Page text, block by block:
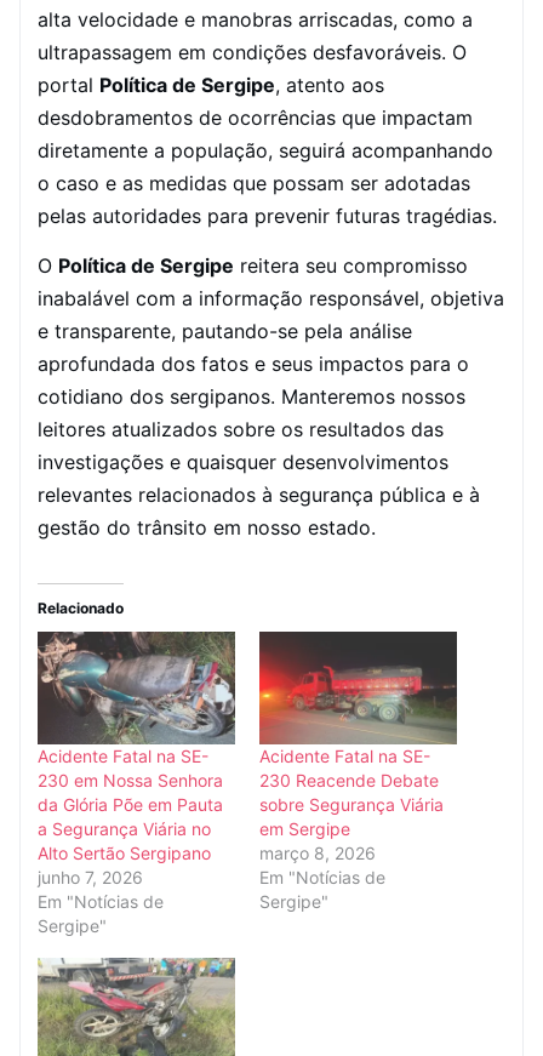
alta velocidade e manobras arriscadas, como a
ultrapassagem em condições desfavoráveis. O
portal Política de Sergipe, atento aos
desdobramentos de ocorrências que impactam
diretamente a população, seguirá acompanhando
o caso e as medidas que possam ser adotadas
pelas autoridades para prevenir futuras tragédias.
O Política de Sergipe reitera seu compromisso
inabalável com a informação responsável, objetiva
e transparente, pautando-se pela análise
aprofundada dos fatos e seus impactos para o
cotidiano dos sergipanos. Manteremos nossos
leitores atualizados sobre os resultados das
investigações e quaisquer desenvolvimentos
relevantes relacionados à segurança pública e à
gestão do trânsito em nosso estado.
Relacionado
Acidente Fatal na SE-
230 em Nossa Senhora
da Glória Põe em Pauta
a Segurança Viária no
Alto Sertão Sergipano
junho 7, 2026
Em "Notícias de
Sergipe"
Acidente Fatal na SE-
230 Reacende Debate
sobre Segurança Viária
em Sergipe
março 8, 2026
Em "Notícias de
Sergipe"